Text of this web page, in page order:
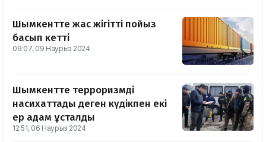
Шымкентте жас жігітті пойыз
басып кетті
09:07, 09 Наурыз 2024
Шымкентте терроризмді
насихаттады деген күдікпен екі
ер адам ұсталды
12:51, 06 Наурыз 2024